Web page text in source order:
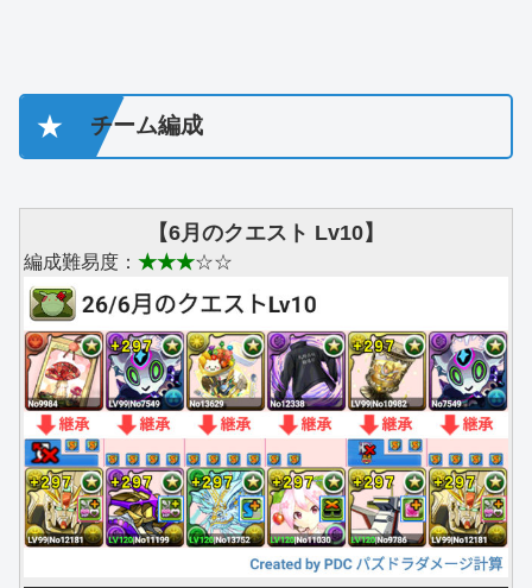
★ チーム編成
【6月のクエスト Lv10】
編成難易度： ★★★☆☆